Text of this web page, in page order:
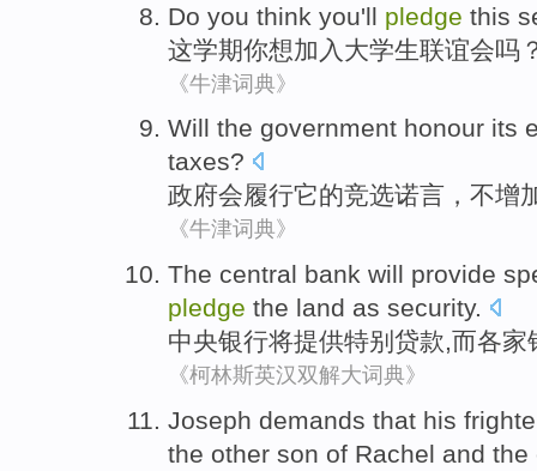
Do you think you'll pledge this
这学期你想加入大学生联谊会吗
《牛津词典》
Will the government honour its
taxes?
政府会履行它的竞选诺言 ， 不增
《牛津词典》
The central bank will provide
pledge the land as security.
中央银行将提供特别 贷款,而各家
《柯林斯英汉双解大词典》
Joseph demands that his
the other son of Rachel and the